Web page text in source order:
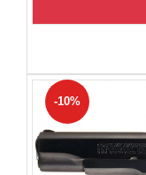
-10%